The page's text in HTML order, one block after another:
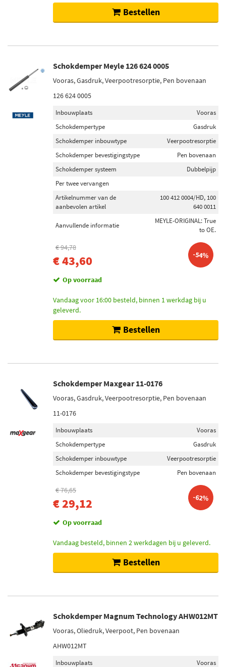
Bestellen
Schokdemper Meyle 126 624 0005
Vooras, Gasdruk, Veerpootresorptie, Pen bovenaan
126 624 0005
Inbouwplaats
Vooras
Schokdempertype
Gasdruk
Schokdemper inbouwtype
Veerpootresorptie
Schokdemper bevestigingstype
Pen bovenaan
Schokdemper systeem
Dubbelpijp
Per twee vervangen
Artikelnummer van de
aanbevolen artikel
100 412 0004/HD, 100
640 0011
Aanvullende informatie
MEYLE-ORIGINAL: True
to OE.
€ 94,78
€ 43,60 -54%
Op voorraad
Vandaag voor 16:00 besteld, binnen 1 werkdag bij u
geleverd.
Bestellen
Schokdemper Maxgear 11-0176
Vooras, Gasdruk, Veerpootresorptie, Pen bovenaan
11-0176
Inbouwplaats
Vooras
Schokdempertype
Gasdruk
Schokdemper inbouwtype
Veerpootresorptie
Schokdemper bevestigingstype
Pen bovenaan
€ 76,65
€ 29,12 -62%
Op voorraad
Vandaag besteld, binnen 2 werkdagen bij u geleverd.
Bestellen
Schokdemper Magnum Technology AHW012MT
Vooras, Oliedruk, Veerpoot, Pen bovenaan
AHW012MT
Inbouwplaats
Vooras